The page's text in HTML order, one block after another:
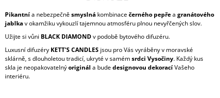
Pikantnía nebezpečněsmyslná kombinacečerného pepřea granátového
jablkav okamžiku vykouzlí tajemnou atmosféru plnou nevyřčených slov.
Užijte si vůni BLACK DIAMONDv podobě bytového difuzéru.
Luxusní difuzéry KETT'S CANDLES jsou pro Vás vyráběny v moravské
sklárně, s dlouholetou tradicí, ukryté v samémsrdci Vysočiny. Každý kus
skla je neopakovatelnýoriginál a budedesignovou dekoracíVašeho
interiéru.